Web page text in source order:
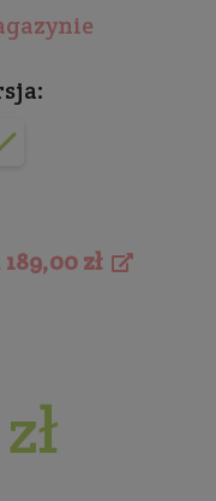
189,00 zł